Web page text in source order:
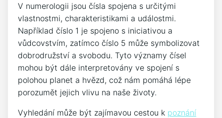
V numerologii jsou čísla spojena s určitými
vlastnostmi, charakteristikami a událostmi.
Například číslo 1 je spojeno s iniciativou a
vůdcovstvím, zatímco číslo 5 může symbolizovat
dobrodružství a svobodu. Tyto významy čísel
mohou být dále interpretovány ve spojení s
polohou planet a hvězd, což nám pomáhá lépe
porozumět jejich vlivu na naše životy.
Vyhledání může být zajímavou cestou k poznání